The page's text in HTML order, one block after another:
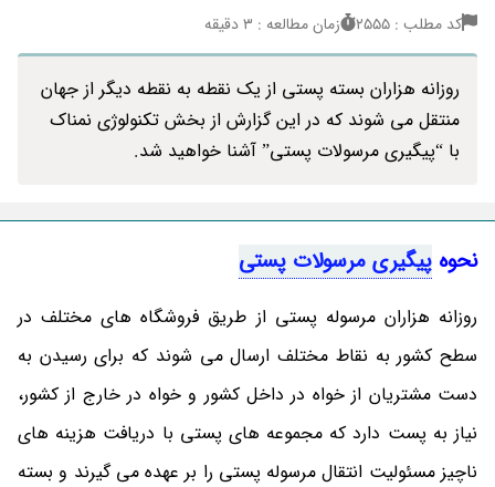
کد مطلب : 2555 زمان مطالعه : 3 دقیقه
روزانه هزاران بسته پستی از یک نقطه به نقطه دیگر از جهان
منتقل می شوند که در این گزارش از بخش تکنولوژی نمناک
با “پیگیری مرسولات پستی” آشنا خواهید شد.
نحوه پیگیری مرسولات پستی
روزانه هزاران مرسوله پستی از طریق فروشگاه های مختلف در
سطح کشور به نقاط مختلف ارسال می شوند که برای رسیدن به
دست مشتریان از خواه در داخل کشور و خواه در خارج از کشور،
نیاز به پست دارد که مجموعه های پستی با دریافت هزینه های
ناچیز مسئولیت انتقال مرسوله پستی را بر عهده می گیرند و بسته